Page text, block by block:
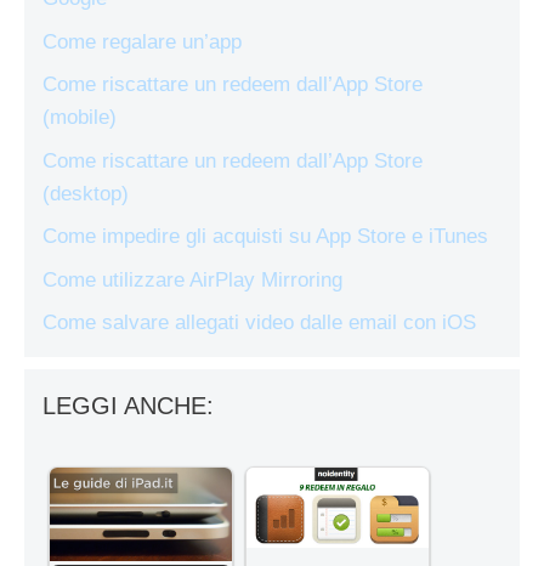
Come regalare un’app
Come riscattare un redeem dall’App Store
(mobile)
Come riscattare un redeem dall’App Store
(desktop)
Come impedire gli acquisti su App Store e iTunes
Come utilizzare AirPlay Mirroring
Come salvare allegati video dalle email con iOS
LEGGI ANCHE: